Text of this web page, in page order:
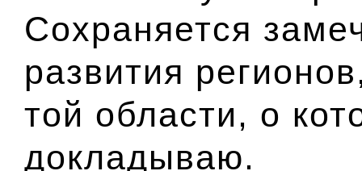
Сохраняется
развития
той области, о
докладываю.